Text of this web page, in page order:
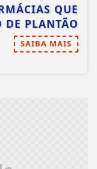
QUE
DE PLANTÃO
SAIBA MAIS